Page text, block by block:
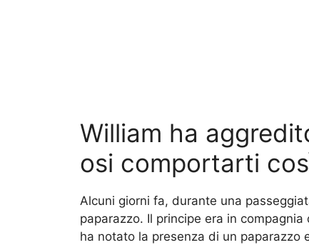
William ha
osi comportarti
Alcuni giorni fa, durante una
paparazzo. Il principe era in compagnia
ha notato la presenza di un paparazzo